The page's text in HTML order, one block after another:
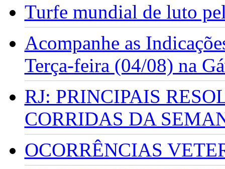
Turfe mundial de luto
Acompanhe as
Terça-feira (04/08) na
RJ: PRINCIPAIS
CORRIDAS DA
OCORRÊNCIAS